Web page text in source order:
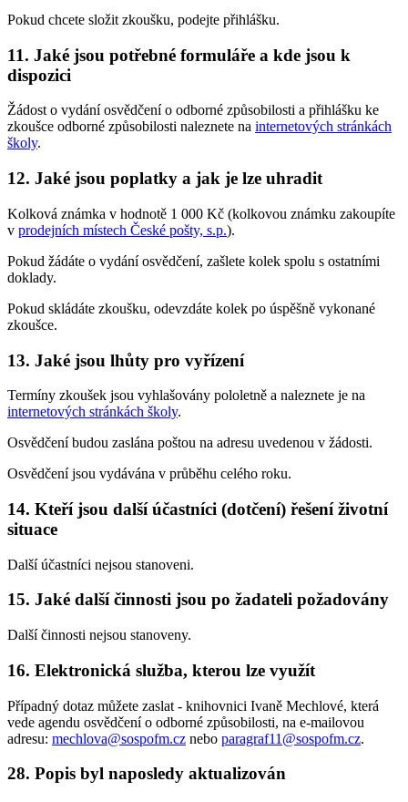
Pokud chcete složit zkoušku, podejte přihlášku.
11. Jaké jsou potřebné formuláře a kde jsou k
dispozici
Žádost o vydání osvědčení o odborné způsobilosti a přihlášku ke
zkoušce odborné způsobilosti naleznete na internetových stránkách
školy.
12. Jaké jsou poplatky a jak je lze uhradit
Kolková známka v hodnotě 1 000 Kč (kolkovou známku zakoupíte
v prodejních místech České pošty, s.p.).
Pokud žádáte o vydání osvědčení, zašlete kolek spolu s ostatními
doklady.
Pokud skládáte zkoušku, odevzdáte kolek po úspěšně vykonané
zkoušce.
13. Jaké jsou lhůty pro vyřízení
Termíny zkoušek jsou vyhlašovány pololetně a naleznete je na
internetových stránkách školy.
Osvědčení budou zaslána poštou na adresu uvedenou v žádosti.
Osvědčení jsou vydávána v průběhu celého roku.
14. Kteří jsou další účastníci (dotčení) řešení životní
situace
Další účastníci nejsou stanoveni.
15. Jaké další činnosti jsou po žadateli požadovány
Další činnosti nejsou stanoveny.
16. Elektronická služba, kterou lze využít
Případný dotaz můžete zaslat - knihovnici Ivaně Mechlové, která
vede agendu osvědčení o odborné způsobilosti, na e-mailovou
adresu: mechlova@sospofm.cz nebo paragraf11@sospofm.cz.
28. Popis byl naposledy aktualizován